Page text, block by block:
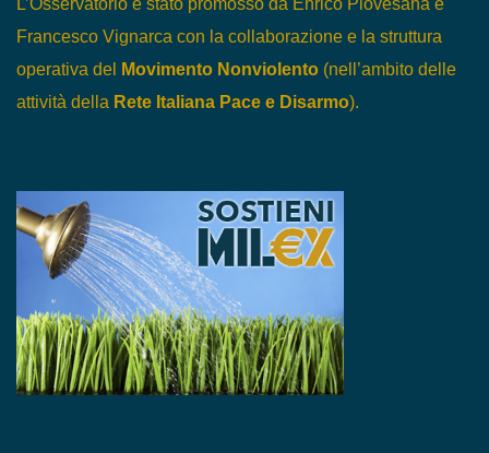
L’Osservatorio è stato promosso da Enrico Piovesana e
Francesco Vignarca con la collaborazione e la struttura
operativa del
Movimento Nonviolento (nell’ambito delle
attività della Rete Italiana Pace e Disarmo).